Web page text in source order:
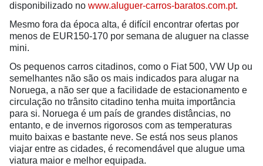
disponibilizado no www.aluguer-carros-baratos.com.pt.
Mesmo fora da época alta, é difícil encontrar ofertas por
menos de EUR150-170 por semana de aluguer na classe
mini.
Os pequenos carros citadinos, como o Fiat 500, VW Up ou
semelhantes não são os mais indicados para alugar na
Noruega, a não ser que a facilidade de estacionamento e
circulação no trânsito citadino tenha muita importância
para si. Noruega é um país de grandes distâncias, no
entanto, e de invernos rigorosos com as temperaturas
muito baixas e bastante neve. Se está nos seus planos
viajar entre as cidades, é recomendável que alugue uma
viatura maior e melhor equipada.